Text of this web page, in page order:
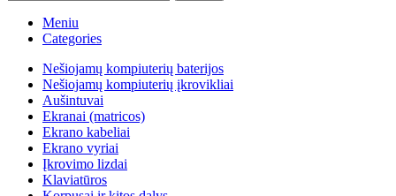
Meniu
Categories
Nešiojamų kompiuterių baterijos
Nešiojamų kompiuterių įkrovikliai
Aušintuvai
Ekranai (matricos)
Ekrano kabeliai
Ekrano vyriai
Įkrovimo lizdai
Klaviatūros